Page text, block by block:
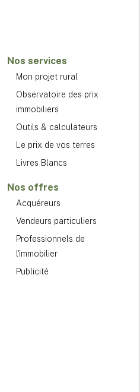
Nos services
Mon projet rural
Observatoire des prix
immobiliers
Outils & calculateurs
Le prix de vos terres
Livres Blancs
Nos offres
Acquéreurs
Vendeurs particuliers
Professionnels de
l'immobilier
Publicité